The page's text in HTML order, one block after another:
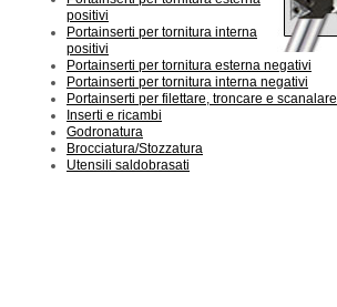
positivi
Portainserti per tornitura interna
positivi
Portainserti per tornitura esterna negativi
Portainserti per tornitura interna negativi
Portainserti per filettare, troncare e scanalare
Inserti e ricambi
Godronatura
Brocciatura/Stozzatura
Utensili saldobrasati